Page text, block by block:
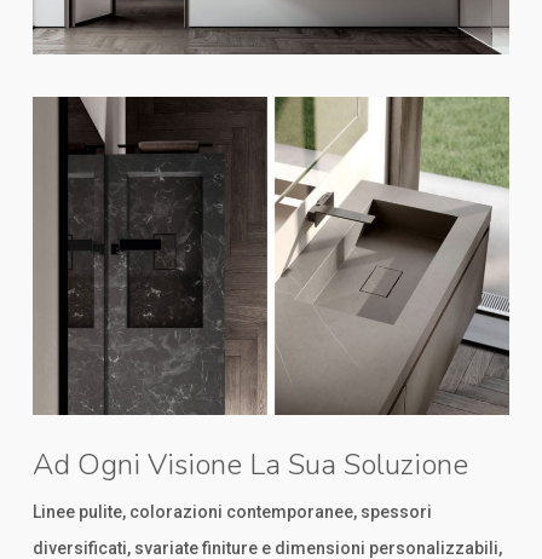
Ad Ogni Visione La Sua Soluzione
Linee pulite, colorazioni contemporanee, spessori
diversificati, svariate finiture e dimensioni personalizzabili,